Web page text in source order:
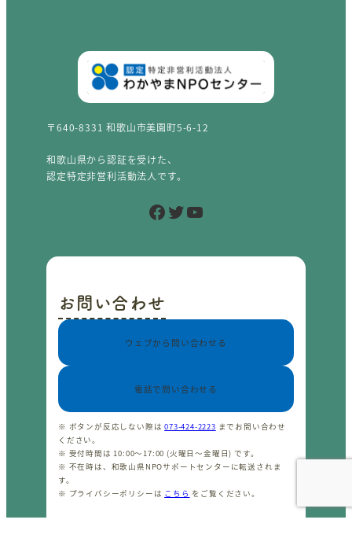
〒640-8331 和歌山市美園町5-6-12
和歌山県から認証を受けた、
認定特定非営利活動法人です。
Facebook Twitter YouTube
お問い合わせ
ウェブから問い合わせる
電話で問い合わせる
※ ボタンが反応しない際は073-424-2223 までお問い合わせ
ください。
※ 受付時間は 10:00〜17:00 (火曜日〜金曜日) です。
※ 不在時は、和歌山県NPOサポートセンターに転送されま
す。
※ プライバシーポリシーは こちら をご覧ください。